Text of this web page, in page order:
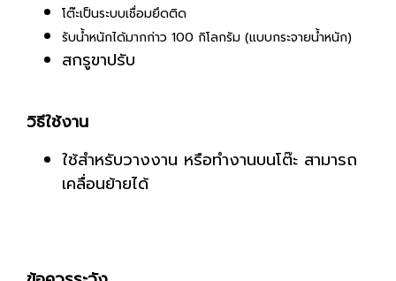
โต๊ะเป็นระบบเชื่อมยึดติด
รับน้ำหนักได้มากก่าว 100 กิโลกรัม (แบบกระจายน้ำหนัก)
สกรูขาปรับ
วิธีใช้งาน
ใช้สำหรับวางงาน หรือทำงานบนโต๊ะ สามารถ
เคลื่อนย้ายได้